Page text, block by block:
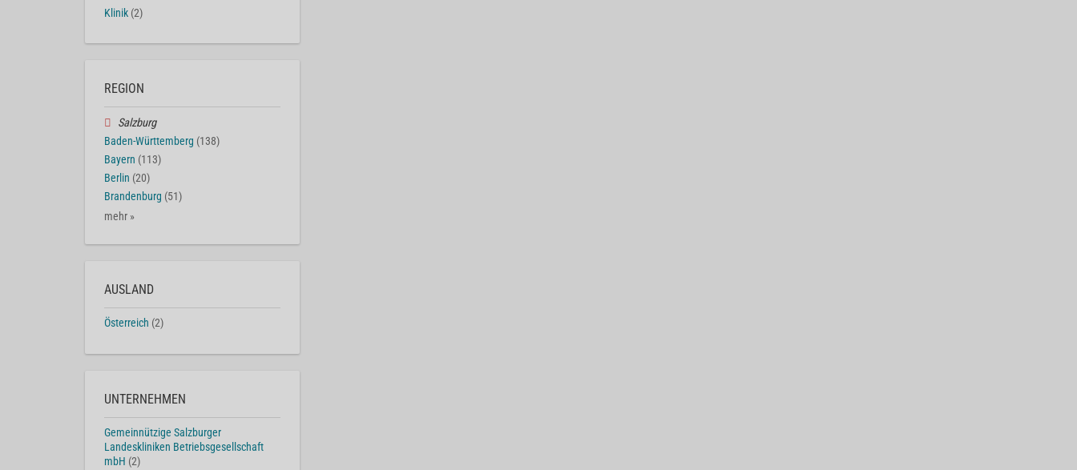
Klinik (2)
REGION
Salzburg
Baden-Württemberg (138)
Bayern (113)
Berlin (20)
Brandenburg (51)
mehr »
AUSLAND
Österreich (2)
UNTERNEHMEN
Gemeinnützige Salzburger
Landeskliniken Betriebsgesellschaft
mbH (2)